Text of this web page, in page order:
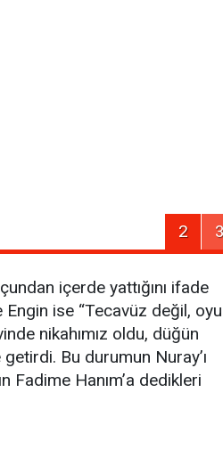
2 3
içerde yattığını ifade
Engin ise “Tecavüz değil,
nikahımız oldu, düğün
Bu durumun Nuray’ı
Fadime Hanım’a dedikleri